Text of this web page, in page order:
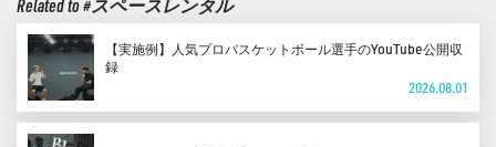
【実施例】人気プロバスケットボール選手のYouTube公開収
録
2026.08.01